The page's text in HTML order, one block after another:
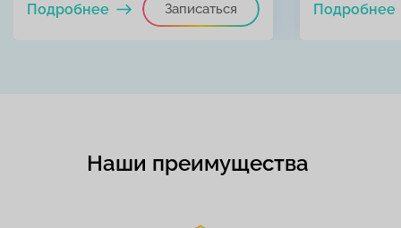
Записаться
Подробнее Подробнее
Наши преимущества